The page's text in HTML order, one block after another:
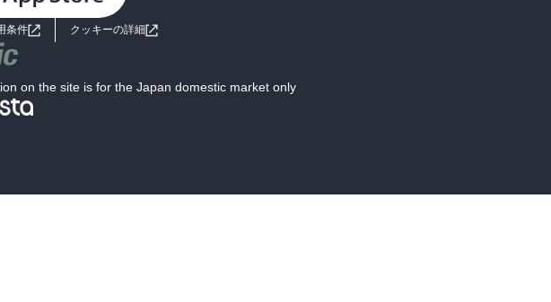
条件 クッキーの詳細
on the site is for the Japan domestic market only